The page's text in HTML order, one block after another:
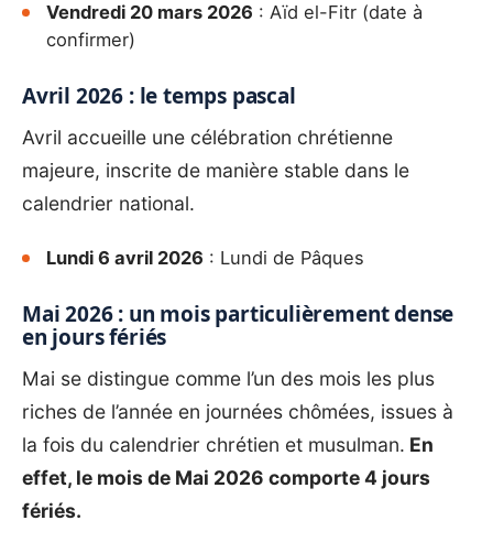
Vendredi 20 mars 2026 : Aïd el-Fitr (date à
confirmer)
Avril 2026 : le temps pascal
Avril accueille une célébration chrétienne
majeure, inscrite de manière stable dans le
calendrier national.
Lundi 6 avril 2026 : Lundi de Pâques
Mai 2026 : un mois particulièrement dense
en jours fériés
Mai se distingue comme l’un des mois les plus
riches de l’année en journées chômées, issues à
la fois du calendrier chrétien et musulman. En
effet, le mois de Mai 2026 comporte 4 jours
fériés.